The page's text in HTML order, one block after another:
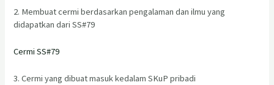
2. Membuat cermi berdasarkan pengalaman dan ilmu yang
didapatkan dari SS#79
Cermi SS#79
3. Cermi yang dibuat masuk kedalam SKuP pribadi